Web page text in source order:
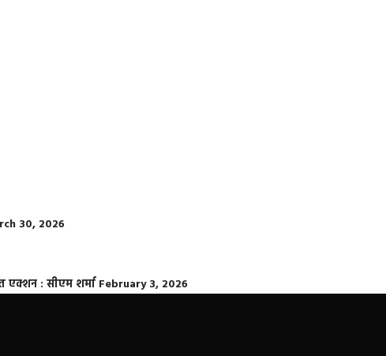
30, 2026
एक्शन : सीएम शर्मा February 3, 2026